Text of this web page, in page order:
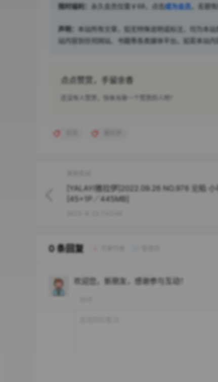
限时福利： 永久会员仅需￥68，点击成为会员 ，名额
声明：
本站所有文章，如无特殊说明或标注，均为本
站内容到任何网站、书籍等各类媒体平台。如若本站
点点赞赏，手留余香
[YALAYI雅拉伊]2022.09.26 NO.976 沦陷 小
[45+1P／445MB]
0 条回复
欢迎您，新朋友，感谢参与互动！